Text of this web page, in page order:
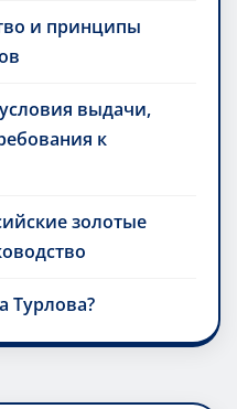
и принципы
выдачи,
к
золотые
Турлова?